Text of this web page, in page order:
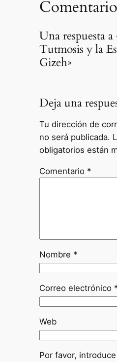
Una respuesta
Tutmosis y la
Gizeh»
Deja una
Tu dirección de
no será publicada.
obligatorios están
Comentario *
Nombre *
Correo electrónico
Web
Por favor,